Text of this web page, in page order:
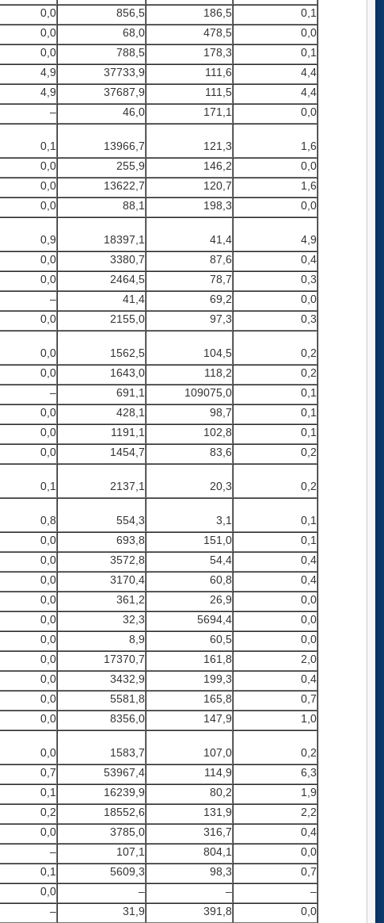
0,0 856,5 186,5
0,1
0,0 68,0 478,5
0,0
0,0 788,5 178,3
0,1
4,9 37733,9 111,6
4,4
4,9 37687,9 111,5
4,4
– 46,0 171,1
0,0
0,1 13966,7 121,3
1,6
0,0 255,9 146,2
0,0
0,0 13622,7 120,7
1,6
0,0 88,1 198,3
0,0
0,9 18397,1 41,4
4,9
0,0 3380,7 87,6
0,4
0,0 2464,5 78,7
0,3
– 41,4 69,2
0,0
0,0 2155,0 97,3
0,3
0,0 1562,5 104,5
0,2
0,0 1643,0 118,2
0,2
– 691,1 109075,0
0,1
0,0 428,1 98,7
0,1
0,0 1191,1 102,8
0,1
0,0 1454,7 83,6
0,2
0,1 2137,1 20,3
0,2
0,8 554,3 3,1
0,1
0,0 693,8 151,0
0,1
0,0 3572,8 54,4
0,4
0,0 3170,4 60,8
0,4
0,0 361,2 26,9
0,0
0,0 32,3 5694,4
0,0
0,0 8,9 60,5
0,0
0,0 17370,7 161,8
2,0
0,0 3432,9 199,3
0,4
0,0 5581,8 165,8
0,7
0,0 8356,0 147,9
1,0
0,0 1583,7 107,0
0,2
0,7 53967,4 114,9
6,3
0,1 16239,9 80,2
1,9
0,2 18552,6 131,9
2,2
0,0 3785,0 316,7
0,4
– 107,1 804,1
0,0
0,1 5609,3 98,3
0,7
0,0 – –
–
– 31,9 391,8
0,0